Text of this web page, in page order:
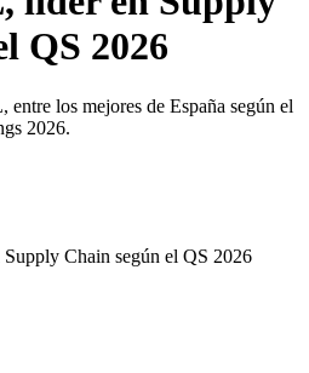
QS 2026
los mejores de España según el
2026.
Chain según el QS 2026